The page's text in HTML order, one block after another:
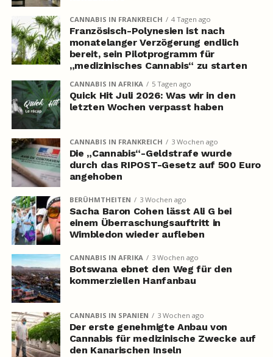
CANNABIS IN FRANKREICH 4 Tagen ago
Französisch-Polynesien ist nach
monatelanger Verzögerung endlich
bereit, sein Pilotprogramm für
„medizinisches Cannabis“ zu starten
CANNABIS IN AFRIKA 5 Tagen ago
Quick Hit Juli 2026: Was wir in den
letzten Wochen verpasst haben
CANNABIS IN FRANKREICH 3 Wochen ago
Die „Cannabis“-Geldstrafe wurde
durch das RIPOST-Gesetz auf 500 Euro
angehoben
BERÜHMTHEITEN 3 Wochen ago
Sacha Baron Cohen lässt Ali G bei
einem Überraschungsauftritt in
Wimbledon wieder aufleben
CANNABIS IN AFRIKA 3 Wochen ago
Botswana ebnet den Weg für den
kommerziellen Hanfanbau
CANNABIS IN SPANIEN 3 Wochen ago
Der erste genehmigte Anbau von
Cannabis für medizinische Zwecke auf
den Kanarischen Inseln